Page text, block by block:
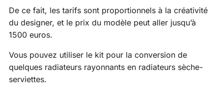
De ce fait, les tarifs sont proportionnels à la créativité
du designer, et le prix du modèle peut aller jusqu’à
1500 euros.
Vous pouvez utiliser le kit pour la conversion de
quelques radiateurs rayonnants en radiateurs sèche-
serviettes.